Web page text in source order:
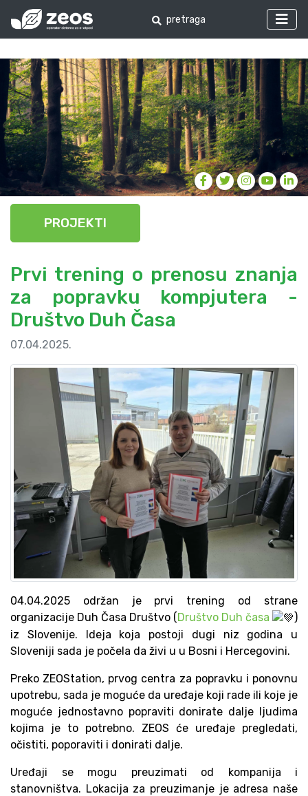
PROJEKTI
Prvi trening o prenosu znanja
za popravku kompjutera -
Društvo Duh Časa
07.04.2025.
04.04.2025 održan je prvi trening od strane
organizacije Duh Časa Društvo (Društvo Duh časa
)
iz Slovenije. Ideja koja postoji dugi niz godina u
Sloveniji sada je počela da živi u u Bosni i Hercegovini.
Preko ZEOStation, prvog centra za popravku i ponovnu
upotrebu, sada je moguće da uređaje koji rade ili koje je
moguće jednostavno popraviti donirate dalje ljudima
kojima je to potrebno. ZEOS će uređaje pregledati,
očistiti, poporaviti i donirati dalje.
Uređaji se mogu preuzimati od kompanija i
stanovništva. Lokacija za preuzimanje je adresa naše